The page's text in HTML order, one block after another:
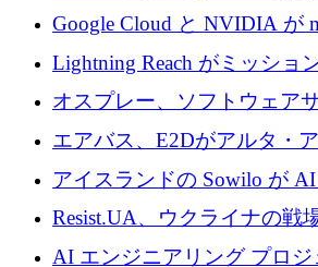
の新たな二次株式売却を確認
Google Cloud と NVIDIA が
された AI の野望を推進
Lightning Reach がミッショ
グループとしてポートフォ
に買収
オスプレー、ソフトウェア
攻撃を阻止するために265
エアバス、E2Dがアルタ・
欧州防衛技術ファンドに5
アイスランドの Sowilo が
ッション製品インテリジェ
ームを拡大するためにプレ
Resist.UA、ウクライナの戦
衛技術を拡大するために
AI エンジニアリング プロ